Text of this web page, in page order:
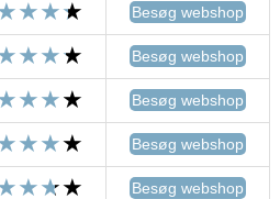
Besøg webshop
Besøg webshop
Besøg webshop
Besøg webshop
Besøg webshop